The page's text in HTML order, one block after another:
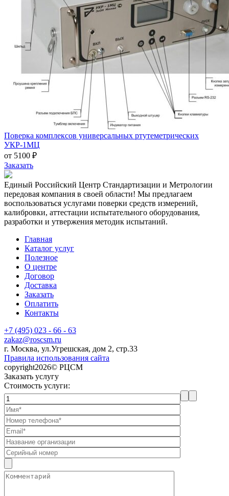
Поверка комплексов универсальных ртутеметрических
УКР-1МЦ
от 5100 ₽
Заказать
Единый Российский Центр Стандартизации и Метрологии
передовая компания в своей области! Мы предлагаем
воспользоваться услугами поверки средств измерений,
калибровки, аттестации испытательного оборудования,
разработки и утвержения методик испытаний.
Главная
Каталог услуг
Полезное
О центре
Договор
Доставка
Заказать
Оплатить
Контакты
+7 (495) 023 - 66 - 63
zakaz@roscsm.ru
г. Москва, ул.Угрешская, дом 2, стр.33
Правила использования сайта
copyright2026© РЦСМ
Заказать услугу
Стоимость услуги: